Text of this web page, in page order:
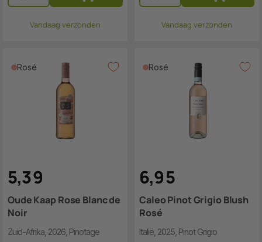
Vandaag verzonden Vandaag verzonden
Rosé
5,39
Oude Kaap Rose Blanc de
Noir
Zuid-Afrika, 2026, Pinotage
Rosé
6,95
Caleo Pinot Grigio Blush
Rosé
Italië, 2025, Pinot Grigio